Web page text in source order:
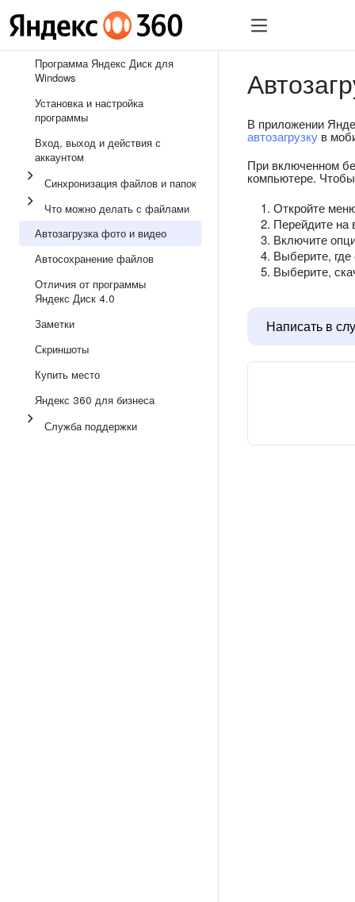
Программа Яндекс Диск для
Windows
Установка и настройка
программы
Вход, выход и действия с
аккаунтом
Синхронизация файлов и папок
Что можно делать с файлами
Автозагрузка фото и видео
Автосохранение файлов
Отличия от программы
Яндекс Диск 4.0
Заметки
Скриншоты
Купить место
Яндекс 360 для бизнеса
Служба поддержки
В приложении
автозагрузку в
При включенном
компьютере.
Откройте
Перейдите на
Включите
Выберите,
Выберите,
Написать в